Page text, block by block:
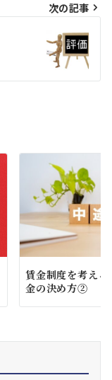
次の記事
賃金制度を考え
金の決め方②